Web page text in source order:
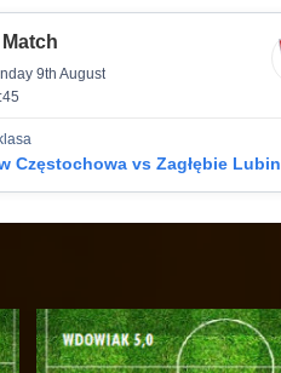
Match
9th August
Częstochowa vs Zagłębie Lubin